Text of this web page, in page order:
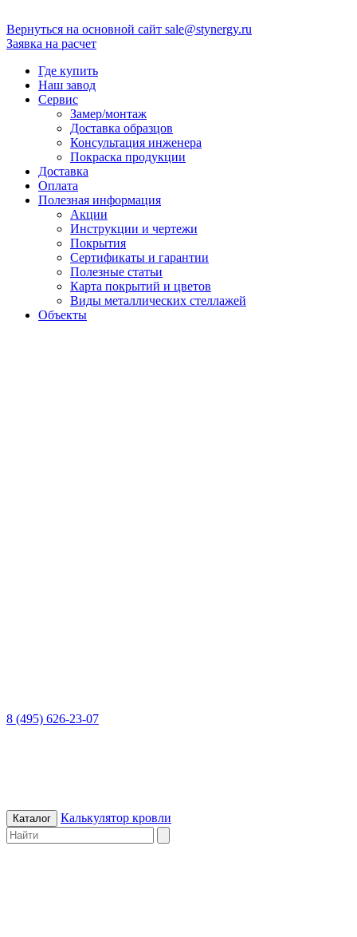
Вернуться на основной сайт sale@stynergy.ru
Заявка на расчет
Где купить
Наш завод
Сервис
Замер/монтаж
Доставка образцов
Консультация инженера
Покраска продукции
Доставка
Оплата
Полезная информация
Акции
Инструкции и чертежи
Покрытия
Сертификаты и гарантии
Полезные статьи
Карта покрытий и цветов
Виды металлических стеллажей
Объекты
8 (495) 626-23-07
Каталог Калькулятор кровли